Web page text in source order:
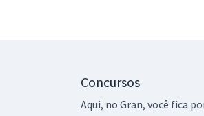
Concursos
Aqui, no Gran, você fica